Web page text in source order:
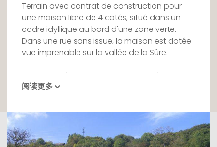
Terrain avec contrat de construction pour
une maison libre de 4 côtés, situé dans un
cadre idyllique au bord d'une zone verte.
Dans une rue sans issue, la maison est dotée
vue imprenable sur la vallée de la Sûre.
Le plans intérieur de la maison sont à titre
indicatif.
Le prix de vente comprend: les frais
d'architecte et d'ingénieur et le passeport
écologique et l'autorisation de construction.
阅读更多